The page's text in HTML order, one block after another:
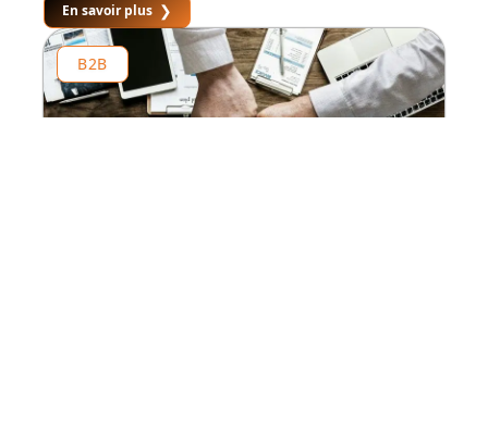
En savoir plus
B2B